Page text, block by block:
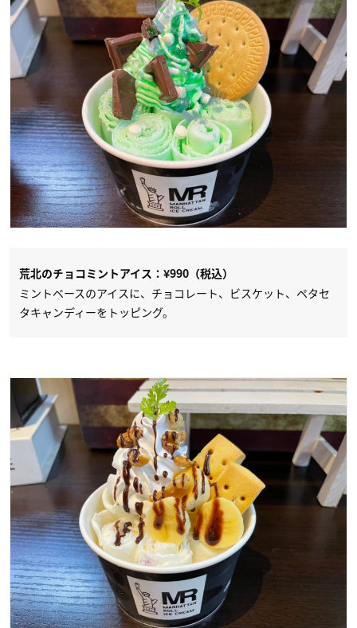
荒北のチョコミントアイス：¥990（税込）
ミントベースのアイスに、チョコレート、ビスケット、ペタセ
タキャンディーをトッピング。